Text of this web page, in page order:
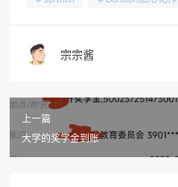
宗宗酱
上一篇
大学的奖学金到账